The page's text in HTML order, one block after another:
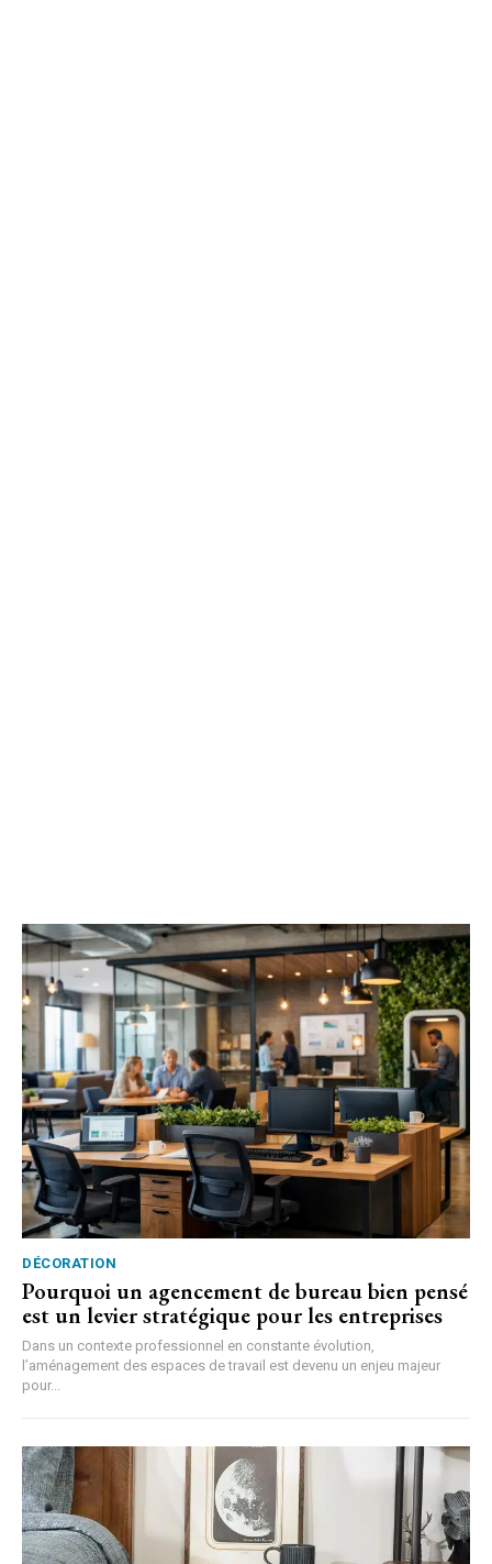
DÉCORATION
Pourquoi un agencement de bureau bien pensé
est un levier stratégique pour les entreprises
Dans un contexte professionnel en constante évolution,
l’aménagement des espaces de travail est devenu un enjeu majeur
pour...